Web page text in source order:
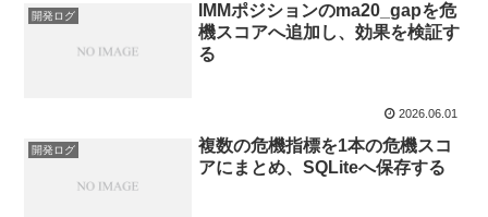
開発ログ
IMMポジションのma20_gapを危
機スコアへ追加し、効果を検証す
る
2026.06.01
開発ログ
複数の危機指標を1本の危機スコ
アにまとめ、SQLiteへ保存する